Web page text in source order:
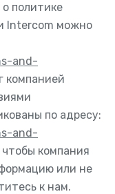
политике
Intercom можно
and-
компанией
по адресу:
and-
компания
или не
к нам.